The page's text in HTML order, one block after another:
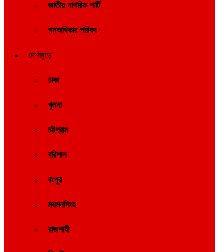
জাতীয় নাগরিক পার্টি
গনঅধিকার পরিষদ
দেশজুড়ে
ঢাকা
খুলনা
চট্টগ্রাম
বরিশাল
রংপুর
ময়মনসিংহ
রাজশাহী